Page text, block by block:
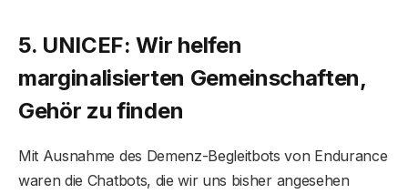
5. UNICEF: Wir helfen
marginalisierten Gemeinschaften,
Gehör zu finden
Mit Ausnahme des Demenz-Begleitbots von Endurance
waren die Chatbots, die wir uns bisher angesehen